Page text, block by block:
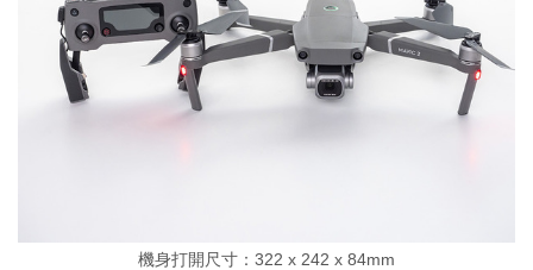
機身打開尺寸：322 x 242 x 84mm